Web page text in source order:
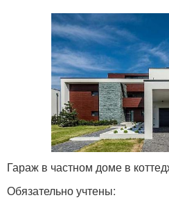
Гараж в частном доме в
Обязательно учтены: